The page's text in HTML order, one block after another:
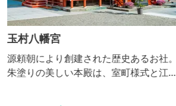
玉村八幡宮
源頼朝により創建された歴史あるお社。
朱塗りの美しい本殿は、室町様式と江戸